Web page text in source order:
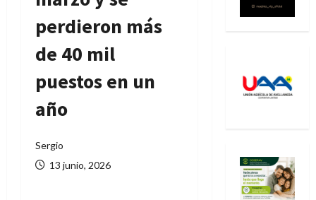
perdieron más
de 40 mil
puestos en un
año
Sergio
13 junio, 2026